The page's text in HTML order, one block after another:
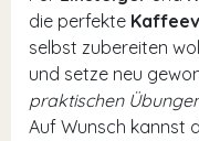
die perfekte
selbst zubereiten
und setze neu
praktischen
Auf Wunsch kannst